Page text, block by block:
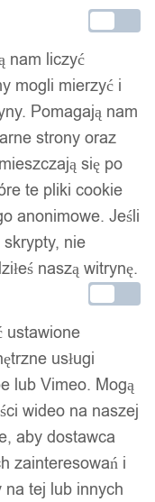
nam liczyć
mogli mierzyć i
Pomagają nam
strony oraz
się po
te pliki cookie
anonimowe. Jeśli
nie
naszą witrynę.
ustawione
usługi
lub Vimeo. Mogą
wideo na naszej
aby dostawca
zainteresowań i
tej lub innych